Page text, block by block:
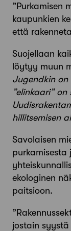
”Purkamisen
kaupunkien
että
Suojellaan
löytyy muun
Jugendkin
”elinkaari”
hillitsemisen
Savolaisen
purkamisesta
ekologinen
paitsioon.
jostain